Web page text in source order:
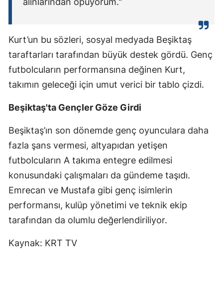
Kurt’un bu sözleri, sosyal medyada Beşiktaş
taraftarları tarafından büyük destek gördü. Genç
futbolcuların performansına değinen Kurt,
takımın geleceği için umut verici bir tablo çizdi.
Beşiktaş'ta Gençler Göze Girdi
Beşiktaş’ın son dönemde genç oyunculara daha
fazla şans vermesi, altyapıdan yetişen
futbolcuların A takıma entegre edilmesi
konusundaki çalışmaları da gündeme taşıdı.
Emrecan ve Mustafa gibi genç isimlerin
performansı, kulüp yönetimi ve teknik ekip
tarafından da olumlu değerlendiriliyor.
Kaynak: KRT TV